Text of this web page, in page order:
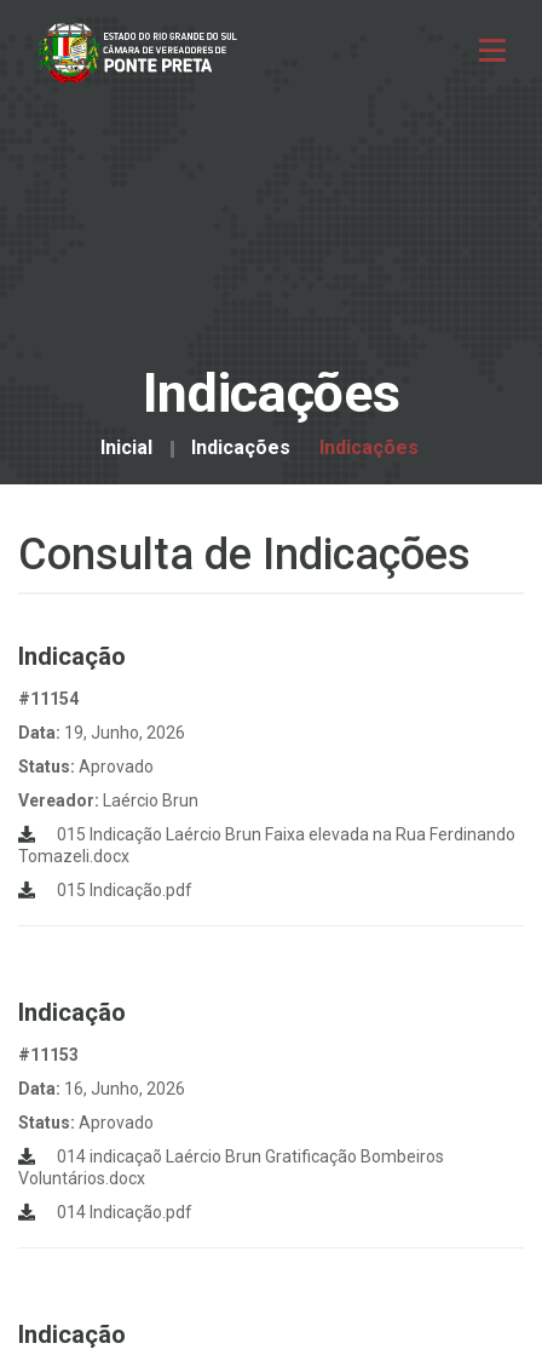
Indicações
Inicial Indicações Indicações
Consulta de Indicações
Indicação
#11154
Data: 19, Junho, 2026
Status: Aprovado
Vereador:
Laércio Brun
015 Indicação Laércio Brun Faixa elevada na Rua Ferdinando
Tomazeli.docx
015 Indicação.pdf
Indicação
#11153
Data: 16, Junho, 2026
Status: Aprovado
014 indicaçaõ Laércio Brun Gratificação Bombeiros
Voluntários.docx
014 Indicação.pdf
Indicação